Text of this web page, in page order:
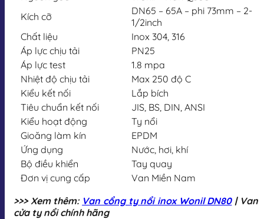
Kích cỡ
DN65 – 65A – phi 73mm – 2-
1/2inch
Chất liệu
Inox 304, 316
Áp lực chịu tải
PN25
Áp lực test
1.8 mpa
Nhiệt độ chịu tải
Max 250 độ C
Kiểu kết nối
Lắp bích
Tiêu chuẩn kết nối
JIS, BS, DIN, ANSI
Kiểu hoạt động
Ty nổi
Gioăng làm kín
EPDM
Ứng dụng
Nước, hơi, khí
Bộ điều khiển
Tay quay
Đơn vị cung cấp
Van Miền Nam
>>> Xem thêm: Van cổng ty nổi inox Wonil DN80| Van
cửa ty nổi chính hãng